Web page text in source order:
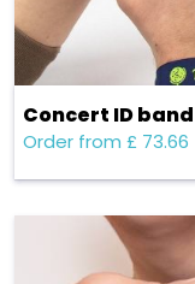
Concert ID
Order from £ 73.66